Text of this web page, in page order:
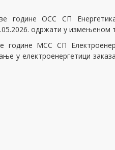
Енергетика
Мултимедијалне технологије
године ОСС СП
одржати у измењеном
године МСС СП
у електроенергетици